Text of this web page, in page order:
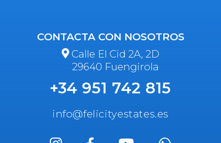
CONTACTA CON NOSOTROS
Calle El Cid 2A, 2D
29640 Fuengirola
+34 951 742 815
info@felicityestates.es